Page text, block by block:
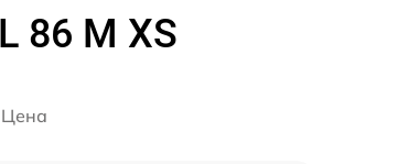
86 M XS
Цена